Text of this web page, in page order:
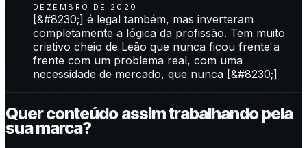
DEZEMBRO DE 2020
[&#8230;] é legal também, mas inverteram
completamente a lógica da profissão. Tem muito
criativo cheio de Leão que nunca ficou frente a
frente com um problema real, com uma
necessidade de mercado, que nunca [&#8230;]
Quer conteúdo assim trabalhando pela
sua marca?